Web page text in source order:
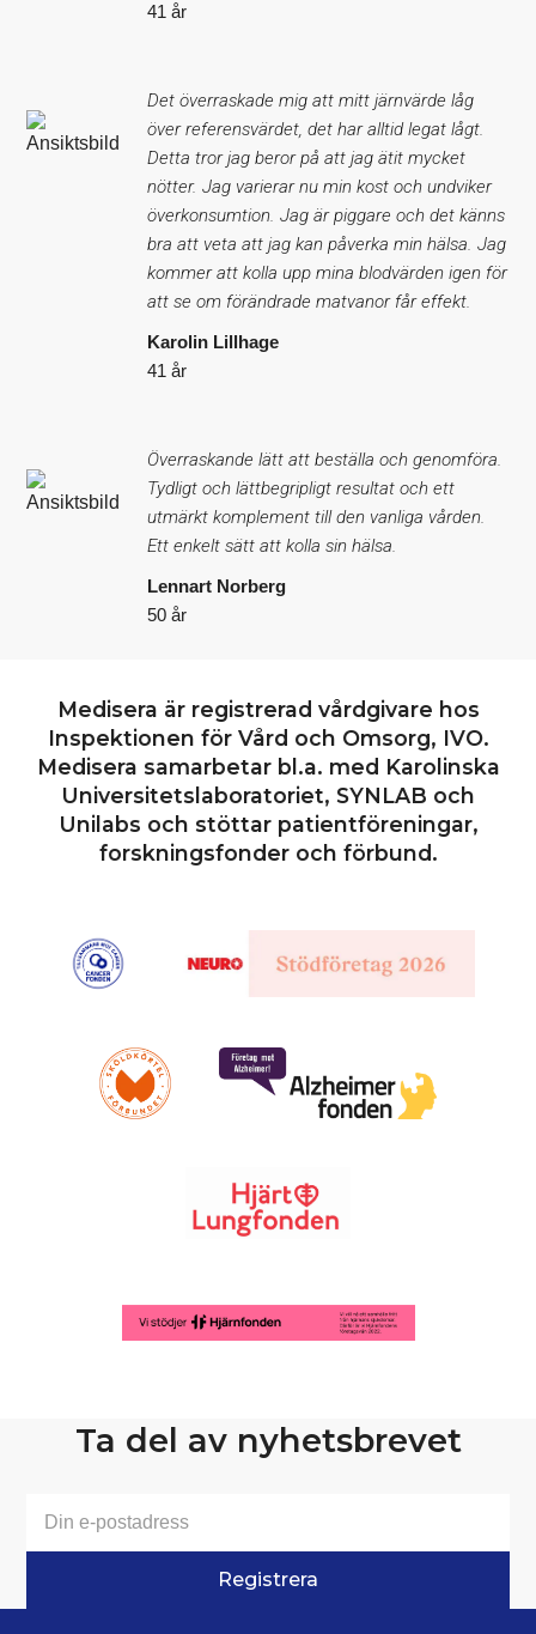
41 år
Det överraskade mig att mitt järnvärde låg
över referensvärdet, det har alltid legat lågt.
Detta tror jag beror på att jag ätit mycket
nötter. Jag varierar nu min kost och undviker
överkonsumtion. Jag är piggare och det känns
bra att veta att jag kan påverka min hälsa. Jag
kommer att kolla upp mina blodvärden igen för
att se om förändrade matvanor får effekt.
Karolin Lillhage
41 år
Överraskande lätt att beställa och genomföra.
Tydligt och lättbegripligt resultat och ett
utmärkt komplement till den vanliga vården.
Ett enkelt sätt att kolla sin hälsa.
Lennart Norberg
50 år
Medisera är registrerad vårdgivare hos
Inspektionen för Vård och Omsorg, IVO.
Medisera samarbetar bl.a. med Karolinska
Universitetslaboratoriet, SYNLAB och
Unilabs och stöttar patientföreningar,
forskningsfonder och förbund.
Ta del av nyhetsbrevet